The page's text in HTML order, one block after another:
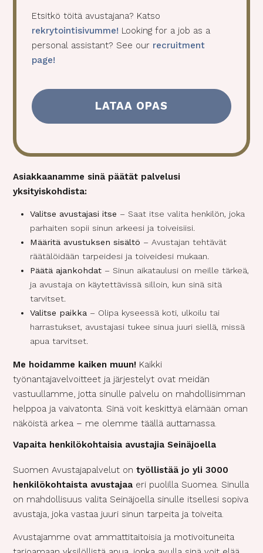
s
e
n
t
a
k
l
n
e
)
Etsitkö töitä avustajana? Katso
rekrytointisivumme! Looking for a job as a
personal assistant? See our recruitment
page!
Asiakkaanamme sinä päätät palvelusi
yksityiskohdista:
Valitse avustajasi itse – Saat itse valita henkilön, joka
parhaiten sopii sinun arkeesi ja toiveisiisi.
Määritä avustuksen sisältö – Avustajan tehtävät
räätälöidään tarpeidesi ja toiveidesi mukaan.
Päätä ajankohdat – Sinun aikataulusi on meille tärkeä,
ja avustaja on käytettävissä silloin, kun sinä sitä
tarvitset.
Valitse paikka – Olipa kyseessä koti, ulkoilu tai
harrastukset, avustajasi tukee sinua juuri siellä, missä
apua tarvitset.
Me hoidamme kaiken muun! Kaikki
työnantajavelvoitteet ja järjestelyt ovat meidän
vastuullamme, jotta sinulle palvelu on mahdollisimman
helppoa ja vaivatonta. Sinä voit keskittyä elämään oman
näköistä arkea – me olemme täällä auttamassa.
Vapaita henkilökohtaisia avustajia Seinäjoella
Suomen Avustajapalvelut on työllistää jo yli 3000
henkilökohtaista avustajaa eri puolilla Suomea. Sinulla
on mahdollisuus valita Seinäjoella sinulle itsellesi sopiva
avustaja, joka vastaa juuri sinun tarpeita ja toiveita.
Avustajamme ovat ammattitaitoisia ja motivoituneita